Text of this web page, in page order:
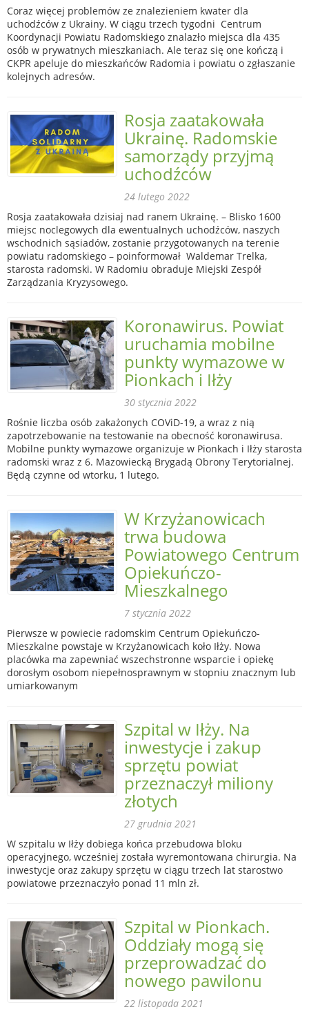
Coraz więcej problemów ze znalezieniem kwater dla
uchodźców z Ukrainy. W ciągu trzech tygodni Centrum
Koordynacji Powiatu Radomskiego znalazło miejsca dla 435
osób w prywatnych mieszkaniach. Ale teraz się one kończą i
CKPR apeluje do mieszkańców Radomia i powiatu o zgłaszanie
kolejnych adresów.
Rosja zaatakowała
Ukrainę. Radomskie
samorządy przyjmą
uchodźców
24 lutego 2022
Rosja zaatakowała dzisiaj nad ranem Ukrainę. – Blisko 1600
miejsc noclegowych dla ewentualnych uchodźców, naszych
wschodnich sąsiadów, zostanie przygotowanych na terenie
powiatu radomskiego – poinformował Waldemar Trelka,
starosta radomski. W Radomiu obraduje Miejski Zespół
Zarządzania Kryzysowego.
Koronawirus. Powiat
uruchamia mobilne
punkty wymazowe w
Pionkach i Iłży
30 stycznia 2022
Rośnie liczba osób zakażonych COViD-19, a wraz z nią
zapotrzebowanie na testowanie na obecność koronawirusa.
Mobilne punkty wymazowe organizuje w Pionkach i Iłży starosta
radomski wraz z 6. Mazowiecką Brygadą Obrony Terytorialnej.
Będą czynne od wtorku, 1 lutego.
W Krzyżanowicach
trwa budowa
Powiatowego Centrum
Opiekuńczo-
Mieszkalnego
7 stycznia 2022
Pierwsze w powiecie radomskim Centrum Opiekuńczo-
Mieszkalne powstaje w Krzyżanowicach koło Iłży. Nowa
placówka ma zapewniać wszechstronne wsparcie i opiekę
dorosłym osobom niepełnosprawnym w stopniu znacznym lub
umiarkowanym
Szpital w Iłży. Na
inwestycje i zakup
sprzętu powiat
przeznaczył miliony
złotych
27 grudnia 2021
W szpitalu w Iłży dobiega końca przebudowa bloku
operacyjnego, wcześniej została wyremontowana chirurgia. Na
inwestycje oraz zakupy sprzętu w ciągu trzech lat starostwo
powiatowe przeznaczyło ponad 11 mln zł.
Szpital w Pionkach.
Oddziały mogą się
przeprowadzać do
nowego pawilonu
22 listopada 2021